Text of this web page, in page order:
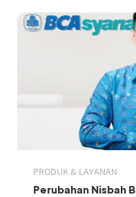
PRODUK & LAYANAN
Perubahan Nisbah